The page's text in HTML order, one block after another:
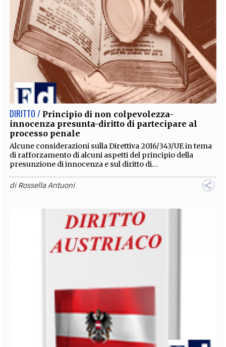
DIRITTO / Principio di non colpevolezza-
innocenza presunta-diritto di partecipare al
processo penale
Alcune considerazioni sulla Direttiva 2016/343/UE in tema
di rafforzamento di alcuni aspetti del principio della
presunzione di innocenza e sul diritto di...
diRossella Antuoni